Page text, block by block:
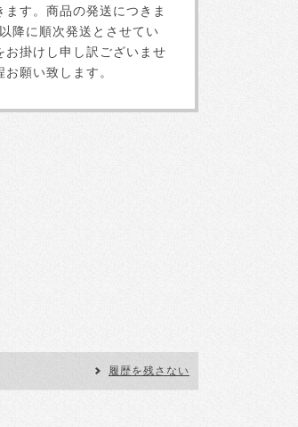
す。商品の発送につきま
降に順次発送とさせてい
お掛けし申し訳ございませ
願い致します。
履歴を残さない